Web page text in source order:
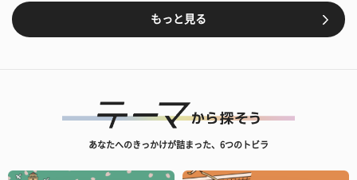
もっと見る
あなたへのきっかけが詰まった、6つのトビラ